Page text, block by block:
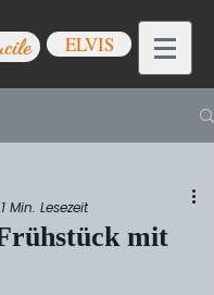
ELVIS
mit
1 Min. Lesezeit